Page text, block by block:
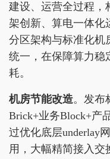
建设、运营全过程，
架创新、算电一体化
分区架构与标准化机
统一，在保障算力稳
耗。
机房节能改造。发布
Brick+业务Block+产
过优化底层underlay
用，大幅精简接入交